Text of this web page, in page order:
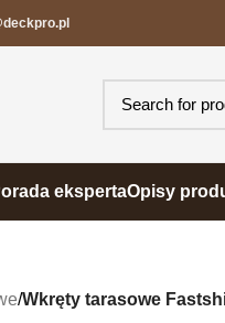
ekspertaOpisy
/Wkręty tarasowe